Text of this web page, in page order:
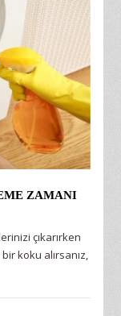
ZAMANI
çıkarırken
koku alırsanız,